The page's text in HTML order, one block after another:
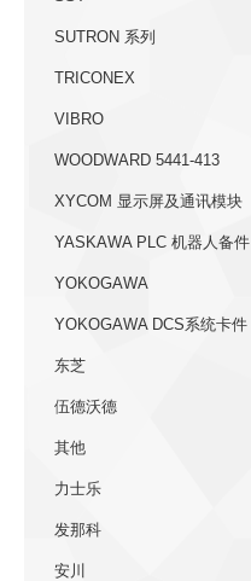
SUTRON 系列
TRICONEX
VIBRO
WOODWARD 5441-413
XYCOM 显示屏及通讯模块
YASKAWA PLC 机器人备件
YOKOGAWA
YOKOGAWA DCS系统卡件
东芝
伍德沃德
其他
力士乐
发那科
安川